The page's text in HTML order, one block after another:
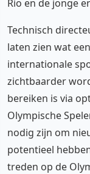
Rio en de jonge
Technisch
laten zien wat
internationale
zichtbaarder
bereiken is via
Olympische
nodig zijn om
potentieel
treden op de